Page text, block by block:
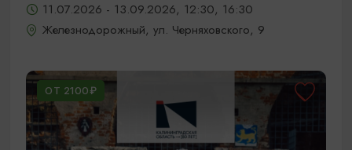
11.07.2026 - 13.09.2026, 12:30, 16:30
Железнодорожный, ул. Черняховского, 9
ОТ 2100₽